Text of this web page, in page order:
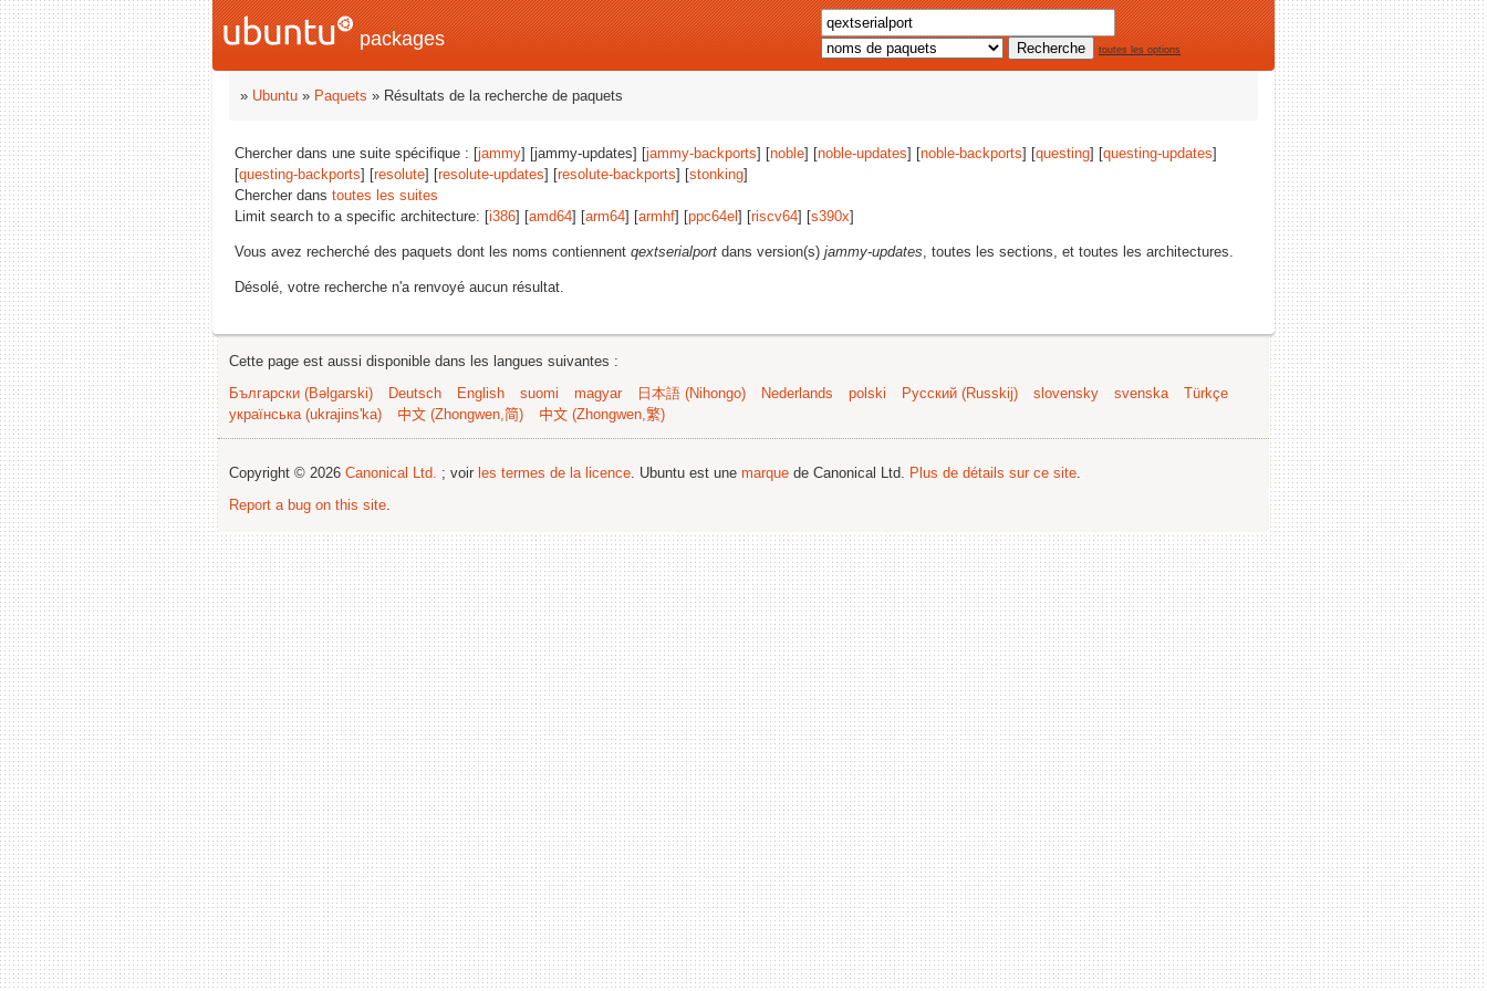
packages toutes les options
» Ubuntu » Paquets » Résultats de la recherche de paquets
Chercher dans une suite spécifique : [jammy] [jammy-updates] [jammy-backports] [noble] [noble-updates] [noble-backports] [questing] [questing-updates]
[questing-backports] [resolute] [resolute-updates] [resolute-backports] [stonking]
Chercher dans toutes les suites
Limit search to a specific architecture: [i386] [amd64] [arm64] [armhf] [ppc64el ] [riscv64] [s390x]
Vous avez recherché des paquets dont les noms contiennent qextserialport dans version(s) jammy-updates, toutes les sections, et toutes les architectures.
Désolé, votre recherche n'a renvoyé aucun résultat.
Cette page est aussi disponible dans les langues suivantes :
Български (Bəlgarski)
Deutsch English suomi magyar 日本語 (Nihongo) Nederlands polski Русский (Russkij) slovensky svenska
Türkçe
українська (ukrajins'ka)
中文 (Zhongwen,简) 中文 (Zhongwen,繁)
Copyright © 2026 Canonical Ltd. ; voir les termes de la licence. Ubuntu est une marque de Canonical Ltd. Plus de détails sur ce site.
Report a bug on this site.